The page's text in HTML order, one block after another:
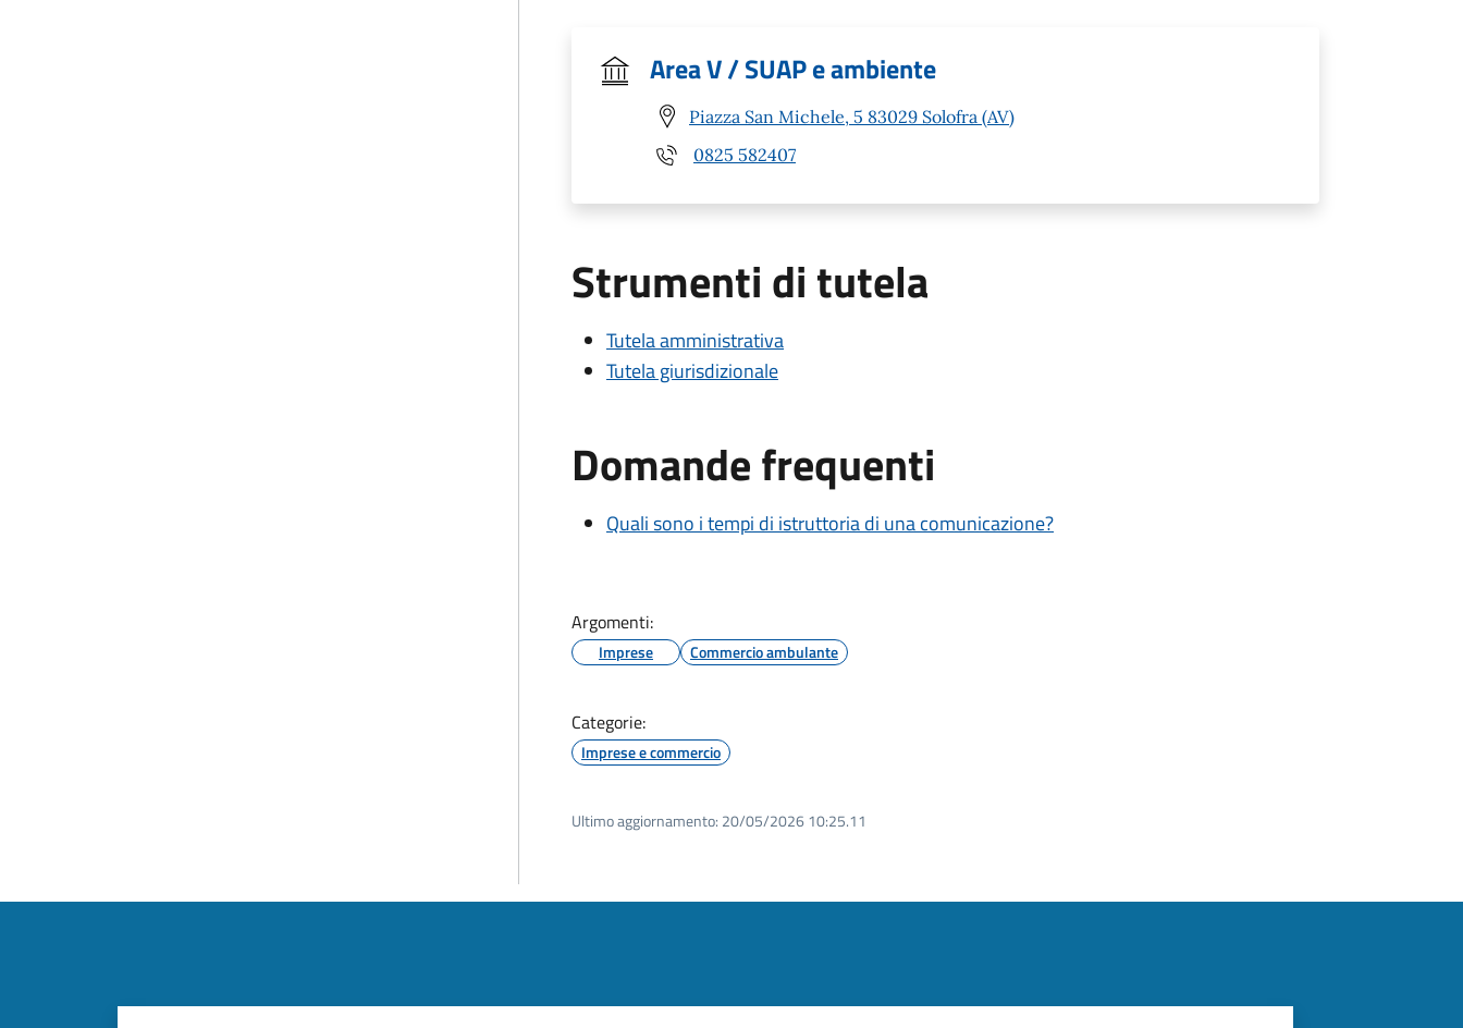
Area V / SUAP e ambiente
Piazza San Michele, 5 83029 Solofra (AV)
0825 582407
Strumenti di tutela
Tutela amministrativa
Tutela giurisdizionale
Domande frequenti
Quali sono i tempi di istruttoria di una comunicazione?
Argomenti:
Imprese Commercio ambulante
Categorie:
Imprese e commercio
Ultimo aggiornamento: 20/05/2026 10:25.11